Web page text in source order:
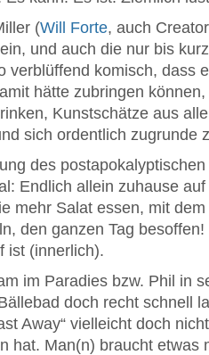
(Will Forte, auch
und auch die nur bis
verblüffend komisch, dass
hätte zubringen
Kunstschätze aus
sich ordentlich zugrunde
des
Endlich allein zuhause
mehr Salat essen, mit
den ganzen Tag
ist (innerlich).
im Paradies bzw. Phil in
doch recht schnell
Away“ vielleicht doch
hat. Man(n) braucht etwas